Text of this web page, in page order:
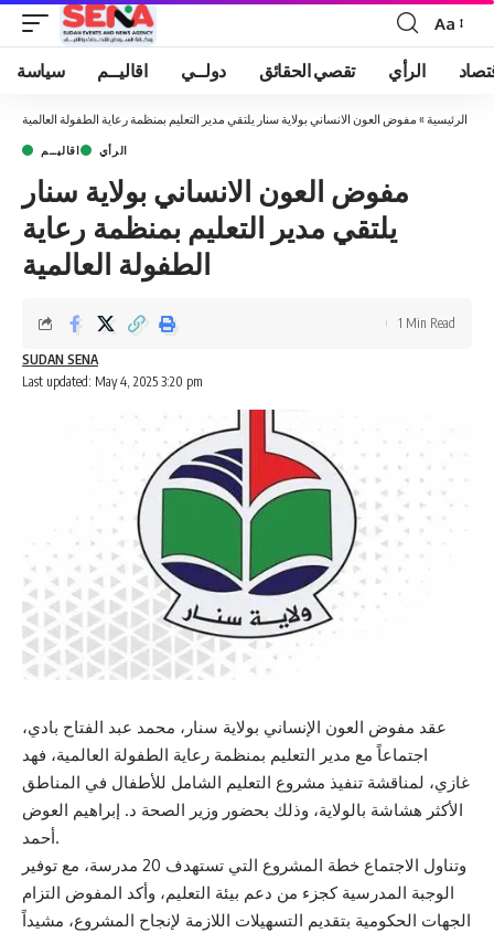
Font
Resizer
Aa
سياسة اقاليــم دولــي تقصي الحقائق الرأي
الرئيسية » مفوض العون الانساني بولاية سنار يلتقي مدير التعليم بمنظمة رعاية الطفولة العالمية
اقاليــم الرأي
مفوض العون الانساني بولاية سنار
يلتقي مدير التعليم بمنظمة رعاية
الطفولة العالمية
Last updated: May 4, 2025 3:20 pm
SUDAN SENA
1 Min Read
عقد مفوض العون الإنساني بولاية سنار، محمد عبد الفتاح بادي،
اجتماعاً مع مدير التعليم بمنظمة رعاية الطفولة العالمية، فهد
غازي، لمناقشة تنفيذ مشروع التعليم الشامل للأطفال في المناطق
الأكثر هشاشة بالولاية، وذلك بحضور وزير الصحة د. إبراهيم العوض
أحمد.
وتناول الاجتماع خطة المشروع التي تستهدف 20 مدرسة، مع توفير
الوجبة المدرسية كجزء من دعم بيئة التعليم، وأكد المفوض التزام
الجهات الحكومية بتقديم التسهيلات اللازمة لإنجاح المشروع، مشيداً